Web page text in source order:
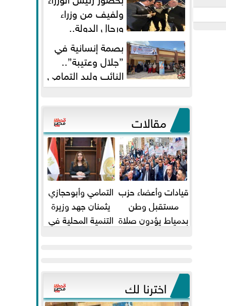
ولفيف من وزراء
ورجال الدولة..
النائبان وليد التمامي ومحمد...
بصمة إنسانية في
”جلال وعتيبة”..
النائب وليد التمامي
والبروفيسور جمال شيحة يداويان...
مقالات
قيادات وأعضاء حزب
مستقبل وطن
بدمياط يؤدون صلاة
التمامي وأبوحجازي
يثمنان جهد وزيرة
التنمية المحلية في
اخترنا لك